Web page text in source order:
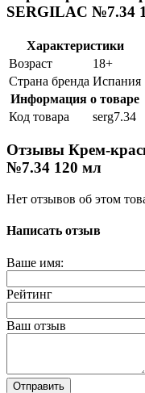
SERGILAC №7.34
Характеристики
Возраст
18+
Страна бренда Испания
Информация о товаре
Код товара
serg7.34
Отзывы Крем-
№7.34 120 мл
Нет отзывов об этом
Написать отзыв
Ваше имя:
Рейтинг
Ваш отзыв
Отправить